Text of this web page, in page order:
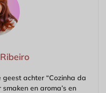
achter “Cozinha da
en aroma’s en